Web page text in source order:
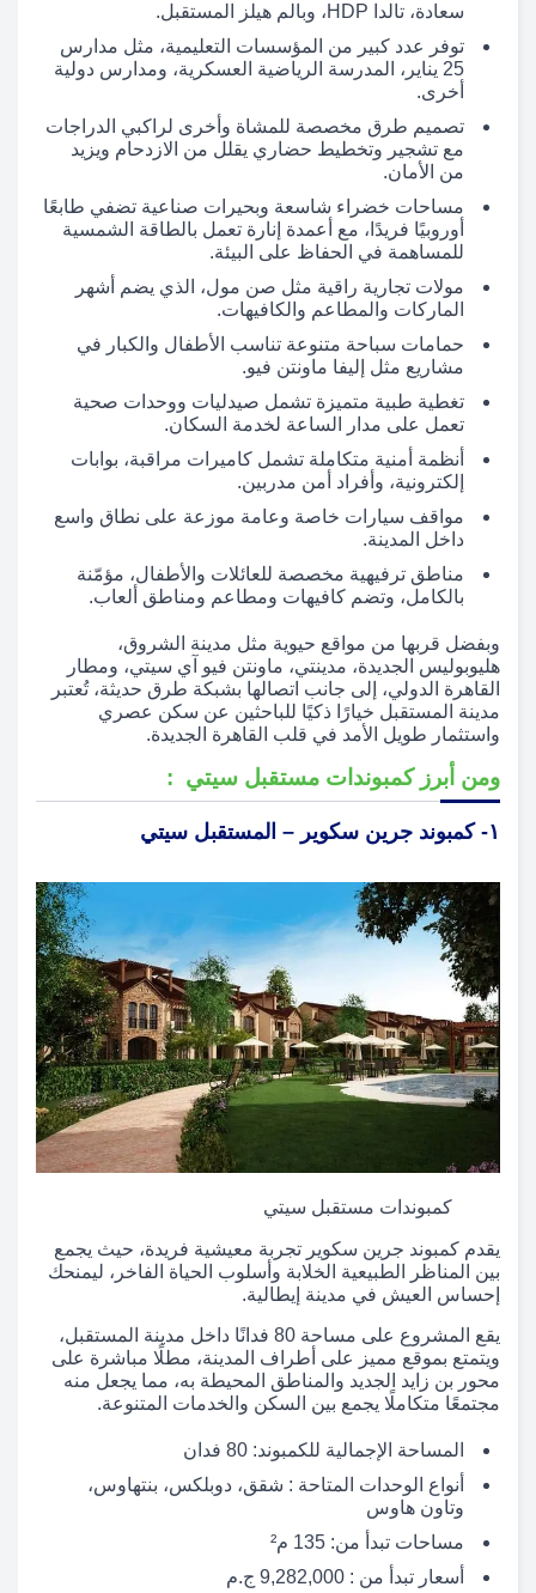
سعادة، تالدا HDP، وبالم هيلز المستقبل.
توفر عدد كبير من المؤسسات التعليمية، مثل مدارس
25 يناير، المدرسة الرياضية العسكرية، ومدارس دولية
أخرى.
تصميم طرق مخصصة للمشاة وأخرى لراكبي الدراجات
مع تشجير وتخطيط حضاري يقلل من الازدحام ويزيد
من الأمان.
مساحات خضراء شاسعة وبحيرات صناعية تضفي طابعًا
أوروبيًا فريدًا، مع أعمدة إنارة تعمل بالطاقة الشمسية
للمساهمة في الحفاظ على البيئة.
مولات تجارية راقية مثل صن مول، الذي يضم أشهر
الماركات والمطاعم والكافيهات.
حمامات سباحة متنوعة تناسب الأطفال والكبار في
مشاريع مثل إليفا ماونتن فيو.
تغطية طبية متميزة تشمل صيدليات ووحدات صحية
تعمل على مدار الساعة لخدمة السكان.
أنظمة أمنية متكاملة تشمل كاميرات مراقبة، بوابات
إلكترونية، وأفراد أمن مدربين.
مواقف سيارات خاصة وعامة موزعة على نطاق واسع
داخل المدينة.
مناطق ترفيهية مخصصة للعائلات والأطفال، مؤمّنة
بالكامل، وتضم كافيهات ومطاعم ومناطق ألعاب.
وبفضل قربها من مواقع حيوية مثل مدينة الشروق،
هليوبوليس الجديدة، مدينتي، ماونتن فيو آي سيتي، ومطار
القاهرة الدولي، إلى جانب اتصالها بشبكة طرق حديثة، تُعتبر
مدينة المستقبل خيارًا ذكيًا للباحثين عن سكن عصري
واستثمار طويل الأمد في قلب القاهرة الجديدة.
ومن أبرز كمبوندات مستقبل سيتي :
١- كمبوند جرين سكوير – المستقبل سيتي
كمبوندات مستقبل سيتي
يقدم كمبوند جرين سكوير تجربة معيشية فريدة، حيث يجمع
بين المناظر الطبيعية الخلابة وأسلوب الحياة الفاخر، ليمنحك
إحساس العيش في مدينة إيطالية.
يقع المشروع على مساحة 80 فدانًا داخل مدينة المستقبل،
ويتمتع بموقع مميز على أطراف المدينة، مطلًا مباشرة على
محور بن زايد الجديد والمناطق المحيطة به، مما يجعل منه
مجتمعًا متكاملًا يجمع بين السكن والخدمات المتنوعة.
المساحة الإجمالية للكمبوند: 80 فدان
أنواع الوحدات المتاحة : شقق، دوبلكس، بنتهاوس،
وتاون هاوس
مساحات تبدأ من: 135 م²
أسعار تبدأ من : 9,282,000 ج.م